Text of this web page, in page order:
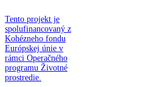
Tento projekt je
spolufinancovaný z
Kohézneho fondu
Európskej únie v
rámci Operačného
programu Životné
prostredie.